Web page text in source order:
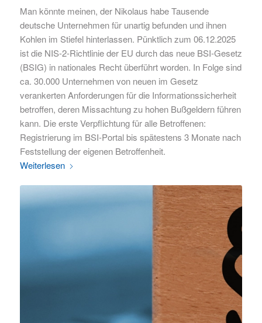
Man könnte meinen, der Nikolaus habe Tausende
deutsche Unternehmen für unartig befunden und ihnen
Kohlen im Stiefel hinterlassen. Pünktlich zum 06.12.2025
ist die NIS-2-Richtlinie der EU durch das neue BSI-Gesetz
(BSIG) in nationales Recht überführt worden. In Folge sind
ca. 30.000 Unternehmen von neuen im Gesetz
verankerten Anforderungen für die Informationssicherheit
betroffen, deren Missachtung zu hohen Bußgeldern führen
kann. Die erste Verpflichtung für alle Betroffenen:
Registrierung im BSI-Portal bis spätestens 3 Monate nach
Feststellung der eigenen Betroffenheit.
Weiterlesen